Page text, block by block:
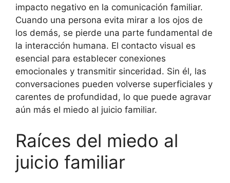
impacto negativo en la comunicación familiar.
Cuando una persona evita mirar a los ojos de
los demás, se pierde una parte fundamental de
la interacción humana. El contacto visual es
esencial para establecer conexiones
emocionales y transmitir sinceridad. Sin él, las
conversaciones pueden volverse superficiales y
carentes de profundidad, lo que puede agravar
aún más el miedo al juicio familiar.
Raíces del miedo al
juicio familiar